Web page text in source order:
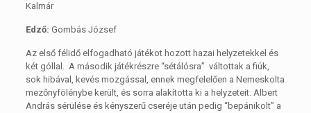
Kalmár
Edző: Gombás József
Az első félidő elfogadható játékot hozott hazai helyzetekkel és
két góllal. A második játékrészre “sétálósra” váltottak a fiúk,
sok hibával, kevés mozgással, ennek megfelelően a Nemeskolta
mezőnyfölénybe került, és sorra alakította ki a helyzeteit. Albert
András sérülése és kényszerű cseréje után pedig “bepánikolt” a